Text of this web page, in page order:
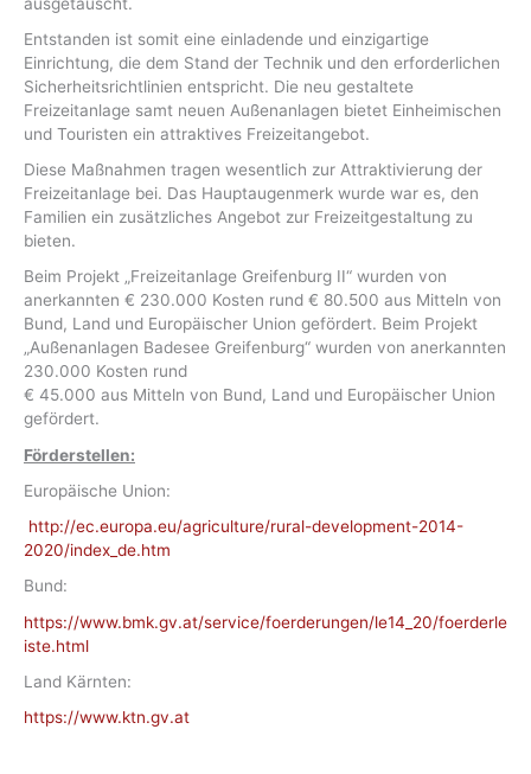
Entstanden ist somit eine einladende und einzigartige
Einrichtung, die dem Stand der Technik und den erforderlichen
Sicherheitsrichtlinien entspricht. Die neu gestaltete
Freizeitanlage samt neuen Außenanlagen bietet Einheimischen
und Touristen ein attraktives Freizeitangebot.
Diese Maßnahmen tragen wesentlich zur Attraktivierung der
Freizeitanlage bei. Das Hauptaugenmerk wurde war es, den
Familien ein zusätzliches Angebot zur Freizeitgestaltung zu
bieten.
Beim Projekt „Freizeitanlage Greifenburg II“ wurden von
anerkannten € 230.000 Kosten rund € 80.500 aus Mitteln von
Bund, Land und Europäischer Union gefördert. Beim Projekt
„Außenanlagen Badesee Greifenburg“ wurden von anerkannten
230.000 Kosten rund
€ 45.000 aus Mitteln von Bund, Land und Europäischer Union
gefördert.
Förderstellen:
Europäische Union:
http://ec.europa.eu/agriculture/rural-development-2014-
2020/index_de.htm
Bund:
https://www.bmk.gv.at/service/foerderungen/le14_20/foerderle
iste.html
Land Kärnten:
https://www.ktn.gv.at